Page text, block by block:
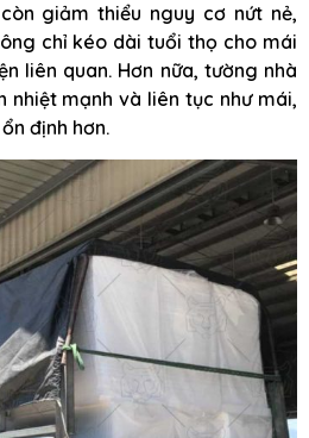
giảm thiểu nguy cơ nứt nẻ,
chỉ kéo dài tuổi thọ cho mái
liên quan. Hơn nữa, tường nhà
mạnh và liên tục như mái,
định hơn.